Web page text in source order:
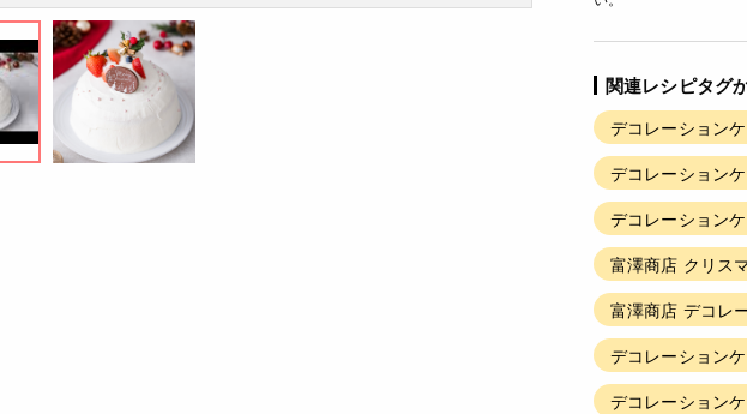
関連レシピタグ
デコレーション
デコレーション
デコレーション
富澤商店 クリス
富澤商店 デコレ
デコレーション
デコレーション